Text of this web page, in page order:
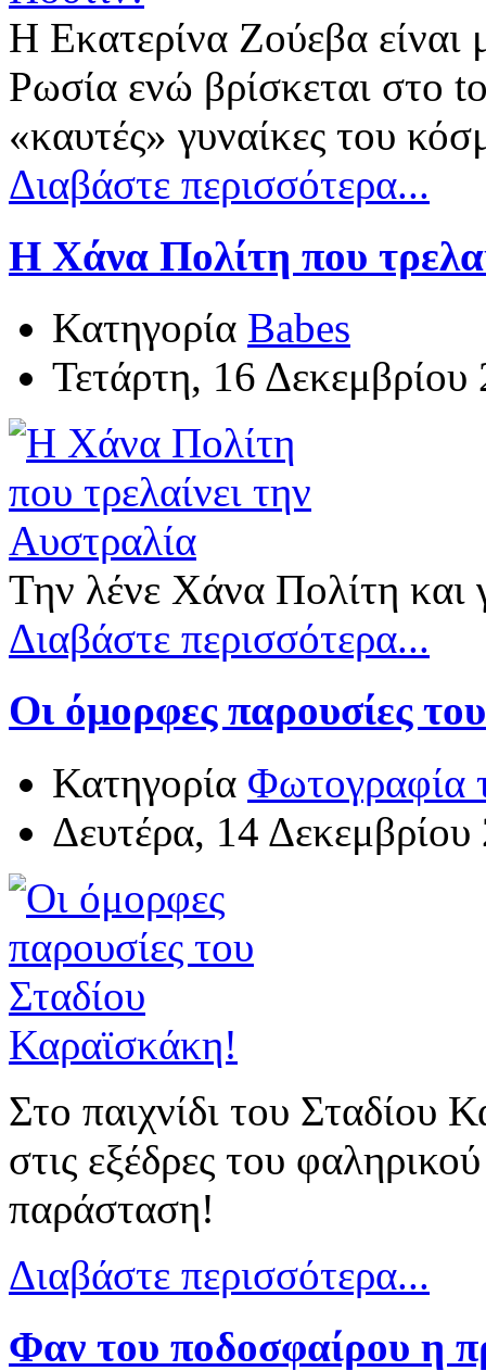
Η Εκατερίνα Ζούεβα
Ρωσία ενώ βρίσκεται στο
«καυτές» γυναίκες του
Διαβάστε περισσότερα...
Η Χάνα Πολίτη που
Κατηγορία Babes
Τετάρτη, 16
Την λένε Χάνα Πολίτη και
Διαβάστε περισσότερα...
Οι όμορφες παρουσίες
Κατηγορία Φωτογραφία
Δευτέρα, 14
Στο παιχνίδι του Σταδίου
στις εξέδρες του
παράσταση!
Διαβάστε περισσότερα...
Φαν του ποδοσφαίρου η